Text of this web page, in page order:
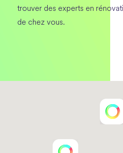
trouver des experts en
de chez vous.